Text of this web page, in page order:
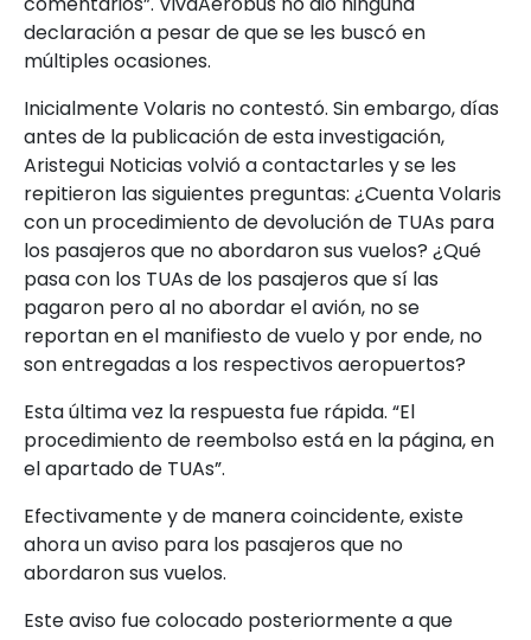
declaración a pesar de que se les buscó en
múltiples ocasiones.
Inicialmente Volaris no contestó. Sin embargo, días
antes de la publicación de esta investigación,
Aristegui Noticias volvió a contactarles y se les
repitieron las siguientes preguntas: ¿Cuenta Volaris
con un procedimiento de devolución de TUAs para
los pasajeros que no abordaron sus vuelos? ¿Qué
pasa con los TUAs de los pasajeros que sí las
pagaron pero al no abordar el avión, no se
reportan en el manifiesto de vuelo y por ende, no
son entregadas a los respectivos aeropuertos?
Esta última vez la respuesta fue rápida. “El
procedimiento de reembolso está en la página, en
el apartado de TUAs”.
Efectivamente y de manera coincidente, existe
ahora un aviso para los pasajeros que no
abordaron sus vuelos.
Este aviso fue colocado posteriormente a que